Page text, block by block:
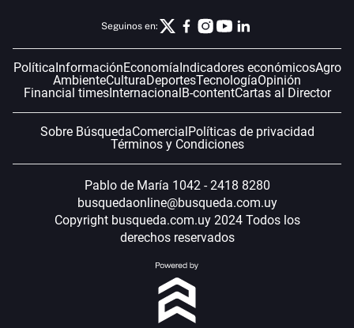
Seguinos en:
PolíticaInformaciónEconomíaIndicadores económicosAgro
AmbienteCulturaDeportesTecnologíaOpinión
Financial timesInternacionalB-contentCartas al Director
Sobre BúsquedaComercialPolíticas de privacidad
Términos y Condiciones
Pablo de María 1042 - 2418 8280
busquedaonline@busqueda.com.uy
Copyright busqueda.com.uy 2024 Todos los
derechos reservados